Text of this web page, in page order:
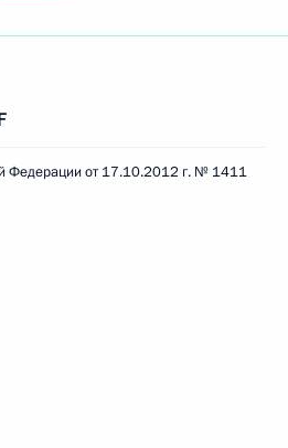
Федерации от 17.10.2012 г. № 1411